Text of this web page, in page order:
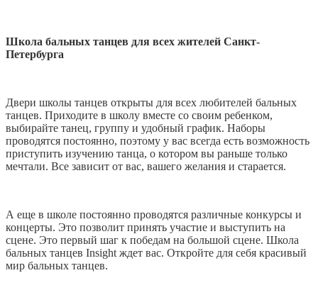
Школа бальных танцев для всех жителей Санкт-
Петербурга
Двери школы танцев открыты для всех любителей бальных
танцев. Приходите в школу вместе со своим ребенком,
выбирайте танец, группу и удобный график. Наборы
проводятся постоянно, поэтому у вас всегда есть возможность
приступить изучению танца, о котором вы раньше только
мечтали. Все зависит от вас, вашего желания и старается.
А еще в школе постоянно проводятся различные конкурсы и
концерты. Это позволит принять участие и выступить на
сцене. Это первый шаг к победам на большой сцене. Школа
бальных танцев Insight ждет вас. Откройте для себя красивый
мир бальных танцев.